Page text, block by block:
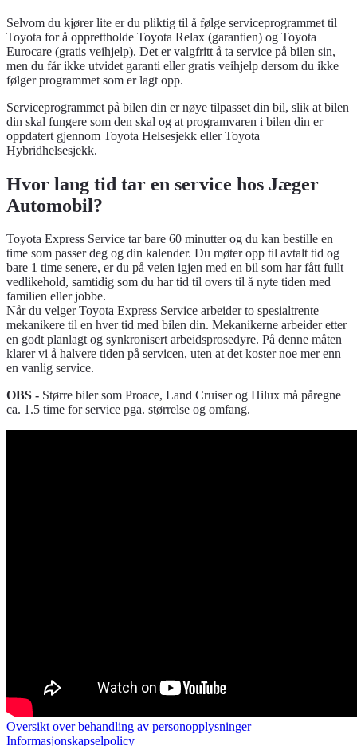
Selvom du kjører lite er du pliktig til å følge serviceprogrammet til
Toyota for å opprettholde Toyota Relax (garantien) og Toyota
Eurocare (gratis veihjelp). Det er valgfritt å ta service på bilen sin,
men du får ikke utvidet garanti eller gratis veihjelp dersom du ikke
følger programmet som er lagt opp.
Serviceprogrammet på bilen din er nøye tilpasset din bil, slik at bilen
din skal fungere som den skal og at programvaren i bilen din er
oppdatert gjennom Toyota Helsesjekk eller Toyota
Hybridhelsesjekk.
Hvor lang tid tar en service hos Jæger
Automobil?
Toyota Express Service tar bare 60 minutter og du kan bestille en
time som passer deg og din kalender. Du møter opp til avtalt tid og
bare 1 time senere, er du på veien igjen med en bil som har fått fullt
vedlikehold, samtidig som du har tid til overs til å nyte tiden med
familien eller jobbe.
Når du velger Toyota Express Service arbeider to spesialtrente
mekanikere til en hver tid med bilen din. Mekanikerne arbeider etter
en godt planlagt og synkronisert arbeidsprosedyre. På denne måten
klarer vi å halvere tiden på servicen, uten at det koster noe mer enn
en vanlig service.
OBS - Større biler som Proace, Land Cruiser og Hilux må påregne
ca. 1.5 time for service pga. størrelse og omfang.
Oversikt over behandling av personopplysninger
Informasjonskapselpolicy